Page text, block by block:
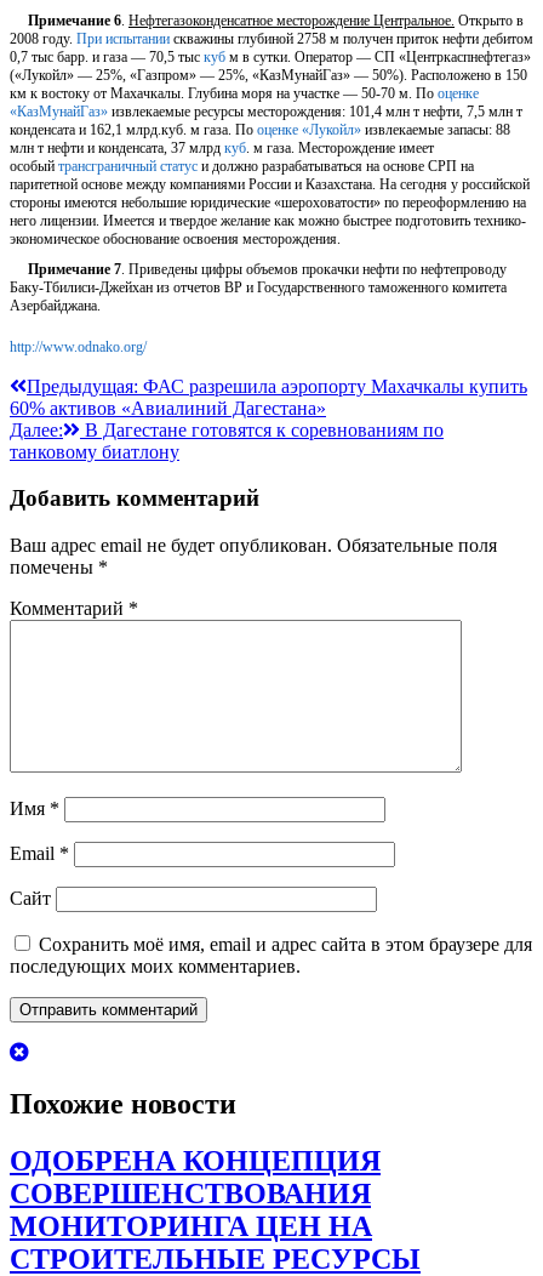
Примечание 6 Нефтегазоконденсатное месторождение Центральное. Открыто в
2008 году. При испытании скважины глубиной 2758 м получен приток нефти дебитом
0,7 тыс барр. и газа — 70,5 тыс куб м в сутки. Оператор — СП «Центркаспнефтегаз»
(«Лукойл» — 25%, «Газпром» — 25%, «КазМунайГаз» — 50%). Расположено в 150
км к востоку от Махачкалы. Глубина моря на участке — 50-70 м. По оценке
«КазМунайГаз» извлекаемые ресурсы месторождения: 101,4 млн т нефти, 7,5 млн т
конденсата и 162,1 млрд.куб. м газа. По оценке «Лукойл» извлекаемые запасы: 88
млн т нефти и конденсата, 37 млрд куб . м газа. Месторождение имеет
особый трансграничный статус и должно разрабатываться на основе СРП на
паритетной основе между компаниями России и Казахстана. На сегодня у российской
стороны имеются небольшие юридические «шероховатости» по переоформлению на
него лицензии. Имеется и твердое желание как можно быстрее подготовить технико-
экономическое обоснование освоения месторождения.
Примечание 7 . Приведены цифры объемов прокачки нефти по нефтепроводу
Баку-Тбилиси-Джейхан из отчетов ВР и Государственного таможенного комитета
Азербайджана.
http://www.odnako.org/
Навигация
по
записям
Предыдущая: ФАС разрешила аэропорту Махачкалы купить
60% активов «Авиалиний Дагестана»
Далее:
В Дагестане готовятся к соревнованиям по
танковому биатлону
Добавить комментарий
Ваш адрес email не будет опубликован. Обязательные поля
помечены *
Комментарий *
Имя *
Email *
Сайт
Сохранить моё имя, email и адрес сайта в этом браузере для
последующих моих комментариев.
Похожие новости
ОДОБРЕНА КОНЦЕПЦИЯ
СОВЕРШЕНСТВОВАНИЯ
МОНИТОРИНГА ЦЕН НА
СТРОИТЕЛЬНЫЕ РЕСУРСЫ